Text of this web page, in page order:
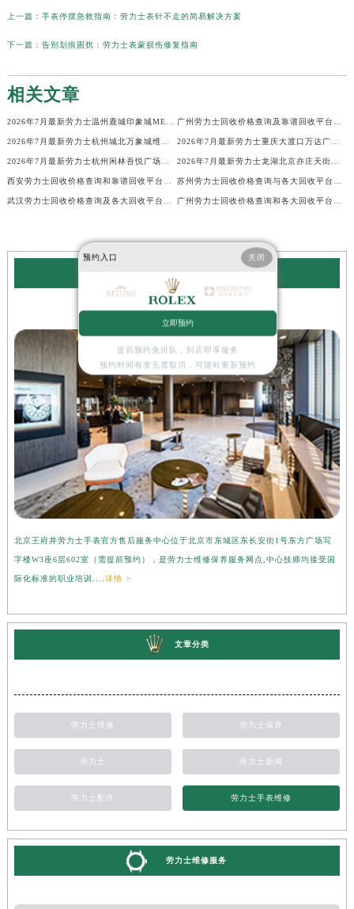
上一篇： 手表停摆急救指南：劳力士表针不走的简易解决方案
下一篇： 告别划痕困扰：劳力士表蒙损伤修复指南
相关文章
2026年7月最新劳力士温州鹿城印象城MEGA维修保养服务电话 广州劳力士回收价格查询及靠谱回收平台实测排行(2026年7月最新)
2026年7月最新劳力士杭州城北万象城维修保养服务电话 2026年7月最新劳力士重庆大渡口万达广场维修保养服务电话
2026年7月最新劳力士杭州闲林吾悦广场维修保养服务电话 2026年7月最新劳力士龙湖北京亦庄天街经济技术开发区维修保养服务电话
西安劳力士回收价格查询和靠谱回收平台实测排行（2026年7月最新） 苏州劳力士回收价格查询与各大回收平台实测排行（2026年7月最新数据）
武汉劳力士回收价格查询及各大回收平台实测排行(2026年7月最新数据) 广州劳力士回收价格查询和各大回收平台实测排行(2026年7月最新数据)
北京劳力士手表售后服务中心
北京王府井劳力士手表官方售后服务中心位于北京市东城区东长安街1号东方广场写
字楼W3座6层602室（需提前预约），是劳力士维修保养服务网点,中心技师均接受国
际化标准的职业培训....详情 >
文章分类
劳力士维修 劳力士保养
劳力士 劳力士新闻
劳力士配件 劳力士手表维修
劳力士维修服务
预约入口 关闭
立即预约
提前预约免排队，到店即享服务
预约时间有变无需取消，可随时重新预约